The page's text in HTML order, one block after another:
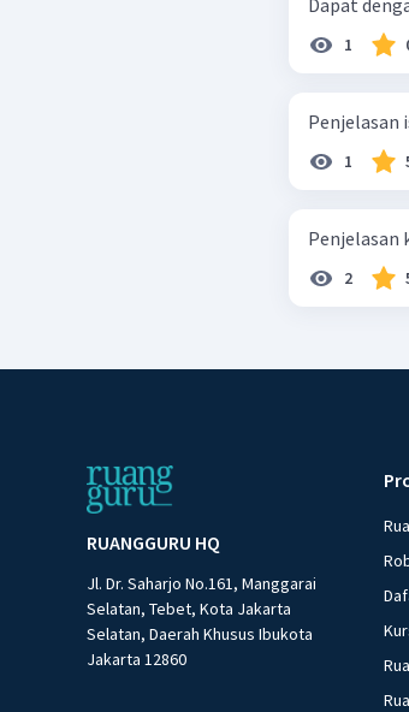
1
Penjelasan
1
Penjelasan
2
RUANGGURU HQ
Jl. Dr. Saharjo No.161, Manggarai
Selatan, Tebet, Kota Jakarta
Selatan, Daerah Khusus Ibukota
Jakarta 12860